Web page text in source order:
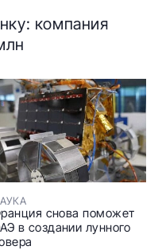
компания
снова поможет
в создании лунного